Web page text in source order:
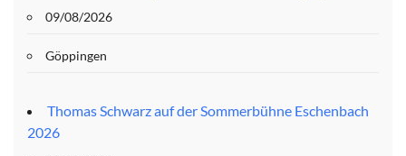
09/08/2026
Göppingen
Thomas Schwarz auf der Sommerbühne Eschenbach
2026